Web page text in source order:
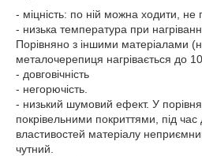
- міцність: по ній можна ходити,
- низька температура при
Порівняно з іншими матеріалами
металочерепиця нагрівається до
- довговічність
- негорючість.
- низький шумовий ефект. У
покрівельними покриттями, під час
властивостей матеріалу
чутний.